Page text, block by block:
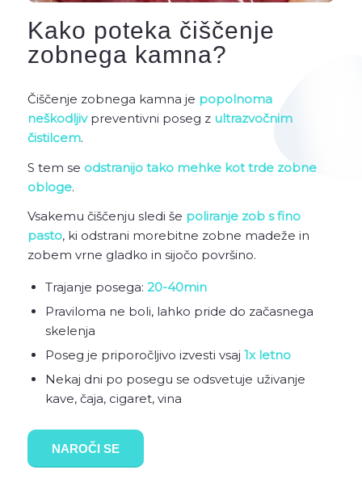
Kako poteka čiščenje
zobnega kamna?
Čiščenje zobnega kamna je popolnoma
neškodljivpreventivni poseg z ultrazvočnim
čistilcem.
S tem se odstranijo tako mehke kot trde zobne
obloge.
Vsakemu čiščenju sledi še poliranje zob s fino
pasto, ki odstrani morebitne zobne madeže in
zobem vrne gladko in sijočo površino.
Trajanje posega: 20-40min
Praviloma ne boli, lahko pride do začasnega
skelenja
Poseg je priporočljivo izvesti vsaj 1x letno
Nekaj dni po posegu se odsvetuje uživanje
kave, čaja, cigaret, vina
NAROČI SE